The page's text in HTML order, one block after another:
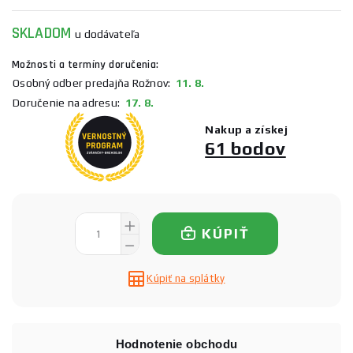
SKLADOMu dodávateľa
Možnosti a termíny doručenia:
Osobný odber predajňa Rožnov: 11. 8.
Doručenie na adresu: 17. 8.
Nakup a získej
61 bodov
KÚPIŤ
Kúpiť na splátky
Hodnotenie obchodu